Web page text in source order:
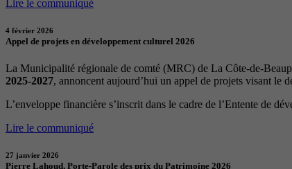
Lire le communiqué
4 février 2026
Appel de projets en développement culturel 2026
La Municipalité régionale de comté (MRC) de La Côte-de-
2025-2027, annoncent aujourd’hui un appel de projets visant le
L’enveloppe financière s’inscrit dans le cadre de l’Entente de
Lire le communiqué
27 janvier 2026
Pierre Lahoud, Porte-Parole des prix du Patrimoine 2026